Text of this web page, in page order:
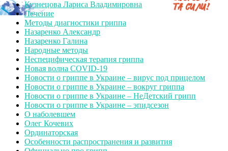
Кузнецова Лариса Владимировна
Лечение
Методы диагностики гриппа
Назаренко Александр
Назаренко Галина
Народные методы
Неспецифическая терапия гриппа
Новая волна COVID-19
Новости о гриппе в Украине – вирус под прицелом
Новости о гриппе в Украине – вокруг гриппа
Новости о гриппе в Украине – НеДетский грипп
Новости о гриппе в Украине – эпидсезон
О наболевшем
Олег Кочевих
Ординаторская
Особенности распространения и развития